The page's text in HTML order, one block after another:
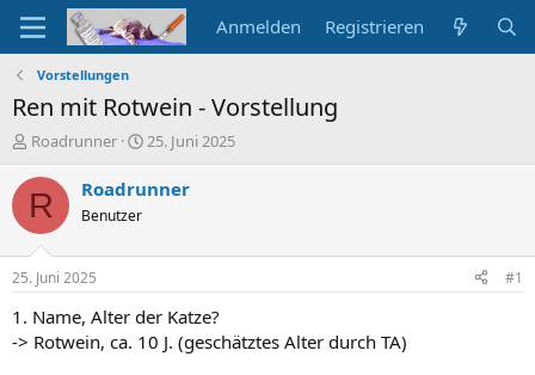
Anmelden Registrieren
Vorstellungen
Ren mit Rotwein - Vorstellung
E
s
t
e
r
Roadrunner
E
s
t
a
m
25. Juni 2025
R Roadrunner
Benutzer
25. Juni 2025 #1
1. Name, Alter der Katze?
-> Rotwein, ca. 10 J. (geschätztes Alter durch TA)